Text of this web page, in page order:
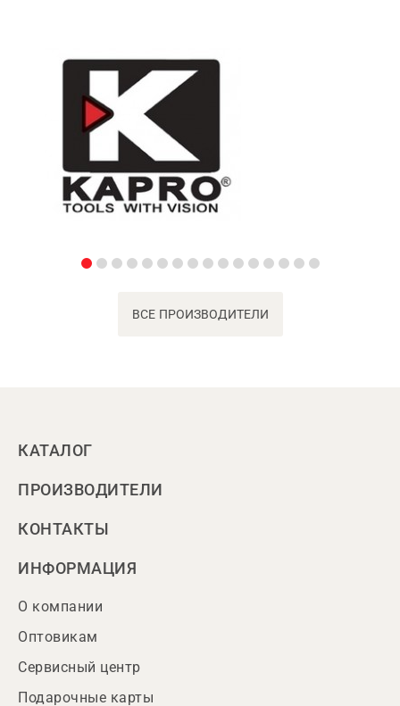
ВСЕ ПРОИЗВОДИТЕЛИ
КАТАЛОГ
ПРОИЗВОДИТЕЛИ
КОНТАКТЫ
ИНФОРМАЦИЯ
О компании
Оптовикам
Сервисный центр
Подарочные карты